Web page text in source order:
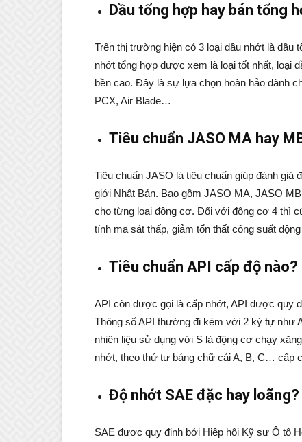
Dầu tổng hợp hay bán tổng
Trên thị trường hiện có 3 loại dầu nhớt là dầu
nhớt tổng hợp được xem là loại tốt nhất, loại
bền cao. Đây là sự lựa chọn hoàn hảo dành
PCX, Air Blade…
Tiêu chuẩn JASO MA hay
Tiêu chuẩn JASO là tiêu chuẩn giúp đánh
giới Nhật Bản. Bao gồm JASO MA, JASO
cho từng loại động cơ. Đối với động cơ 4 thì
tính ma sát thấp, giảm tổn thất công suất
Tiêu chuẩn API cấp độ nào?
API còn được gọi là cấp nhớt, API được quy
Thông số API thường đi kèm với 2 ký tự như
nhiên liệu sử dụng với S là động cơ chạy
nhớt, theo thứ tự bảng chữ cái A, B, C… cấp
Độ nhớt SAE đặc hay loãng?
SAE được quy định bởi Hiệp hội Kỹ sư Ô tô